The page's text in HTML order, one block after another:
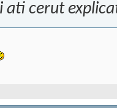
ati cerut